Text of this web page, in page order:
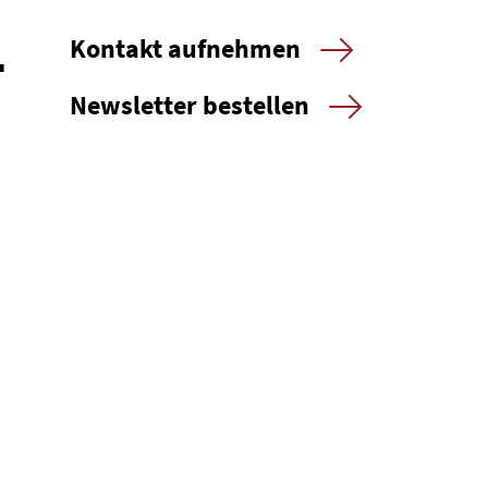
Kontakt aufnehmen
Newsletter bestellen